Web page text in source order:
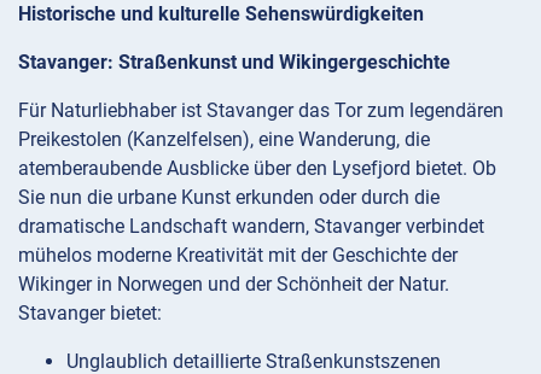
Historische und kulturelle Sehenswürdigkeiten
Stavanger: Straßenkunst und Wikingergeschichte
Für Naturliebhaber ist Stavanger das Tor zum legendären
Preikestolen (Kanzelfelsen), eine Wanderung, die
atemberaubende Ausblicke über den Lysefjord bietet. Ob
Sie nun die urbane Kunst erkunden oder durch die
dramatische Landschaft wandern, Stavanger verbindet
mühelos moderne Kreativität mit der Geschichte der
Wikinger in Norwegen und der Schönheit der Natur.
Stavanger bietet:
Unglaublich detaillierte Straßenkunstszenen